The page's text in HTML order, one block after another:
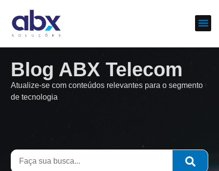
Blog ABX Telecom
Atualize-se com conteúdos relevantes para o segmento
de tecnologia